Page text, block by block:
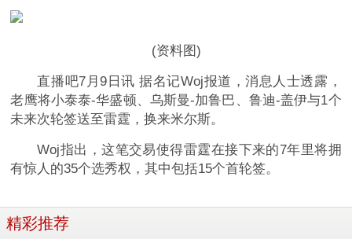
(资料图)
直播吧7月9日讯 据名记Woj报道，消息人士透露，
老鹰将小泰泰-华盛顿、乌斯曼-加鲁巴、鲁迪-盖伊与1个
未来次轮签送至雷霆，换来米尔斯。
Woj指出，这笔交易使得雷霆在接下来的7年里将拥
有惊人的35个选秀权，其中包括15个首轮签。
精彩推荐